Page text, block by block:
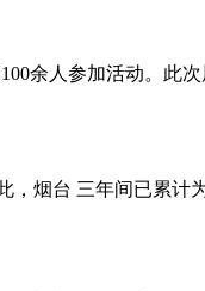
余人参加活动。此
烟台 三年间已累计